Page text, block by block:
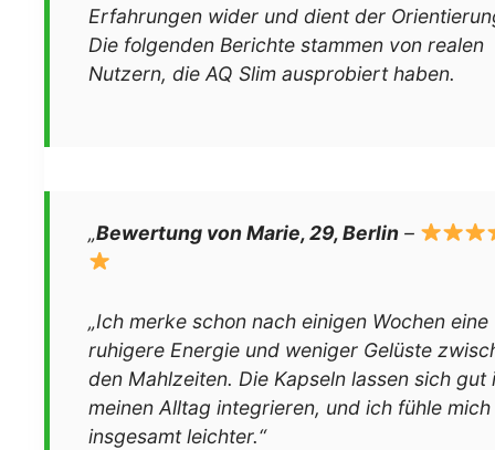
Erfahrungen wider und dient der
Die folgenden Berichte stammen von realen
Nutzern, die AQ Slim ausprobiert haben.
„Bewertung von Marie, 29, Berlin –
„Ich merke schon nach einigen Wochen eine
ruhigere Energie und weniger Gelüste
den Mahlzeiten. Die Kapseln lassen sich gut
meinen Alltag integrieren, und ich fühle mich
insgesamt leichter.“